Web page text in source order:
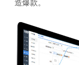
造爆款。